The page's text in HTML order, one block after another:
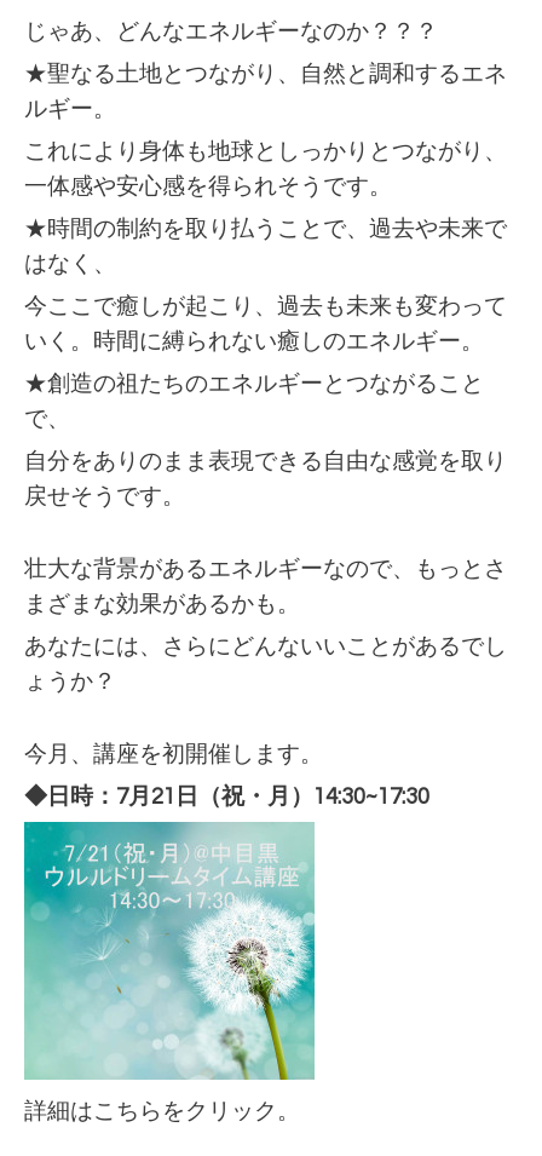
じゃあ、どんなエネルギーなのか？？？
★聖なる土地とつながり、自然と調和するエネ
ルギー。
これにより 身体も地球としっかりとつながり、
一体感や安心感を得られそうです。
★時間の制約を取り払うことで、 過去や未来で
はなく、
今ここで癒しが起こり、過去も未来も変わって
いく。時間に縛られない癒しのエネルギー。
★創造の祖たちのエネルギーとつながること
で、
自分をありのまま表現できる自由な感覚を取り
戻せそうです。
壮大な背景があるエネルギーなので、もっとさ
まざまな効果があるかも。
あなたには、さらにどんないいことがあるでし
ょうか？
今月、講座を初開催します。
◆日時：7月21 日（祝・月）14:30~17:30
詳細はこちらをクリック。